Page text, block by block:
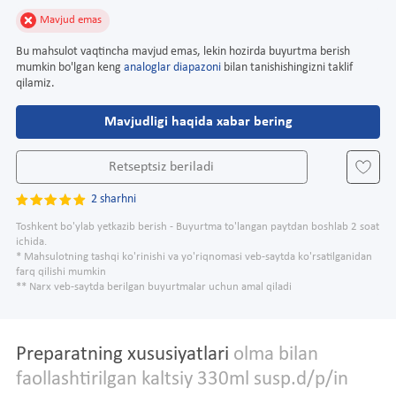
Mavjud emas
Bu mahsulot vaqtincha mavjud emas, lekin hozirda buyurtma berish
mumkin bo'lgan keng analoglar diapazoni bilan tanishishingizni taklif
qilamiz.
Mavjudligi haqida xabar bering
Retseptsiz beriladi
2 sharhni
Toshkent bo'ylab yetkazib berish - Buyurtma to'langan paytdan boshlab 2 soat
ichida.
* Mahsulotning tashqi ko'rinishi va yo'riqnomasi veb-saytda ko'rsatilganidan
farq qilishi mumkin
** Narx veb-saytda berilgan buyurtmalar uchun amal qiladi
Preparatning xususiyatlari olma bilan
faollashtirilgan kaltsiy 330ml susp.d/p/in